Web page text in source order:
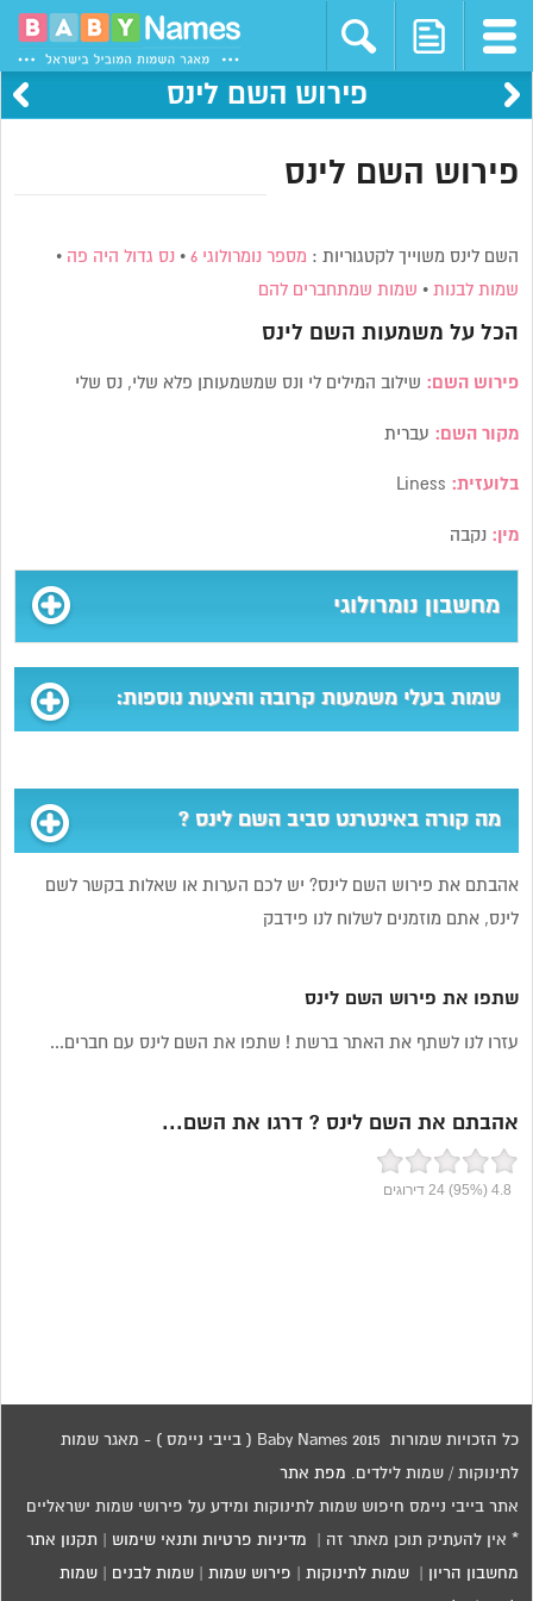
פירוש השם לינס
פירוש השם לינס
השם לינס משוייך לקטגוריות : מספר נומרולוגי 6 •נס גדול היה פה •
שמות לבנות • שמות שמתחברים להם
הכל על משמעות השם לינס
פירוש השם: שילוב המילים לי ונס שמשמעותן פלא שלי, נס שלי
מקור השם: עברית
בלועזית:
מין: נקבה
מחשבון נומרולוגי
שמות בעלי משמעות קרובה והצעות נוספות:
מה קורה באינטרנט סביב השם לינס ?
אהבתם את פירוש השם לינס? יש לכם הערות או שאלות בקשר לשם
לינס, אתם מוזמנים לשלוח לנו פידבק
שתפו את פירוש השם לינס
עזרו לנו לשתף את האתר ברשת ! שתפו את השם לינס עם חברים...
אהבתם את השם לינס ? דרגו את השם...
4.8
(95%)
24 דירוגים
כל הזכויות שמורות 2015 Baby Names ( בייבי ניימס ) - מאגר שמות
לתינוקות / שמות לילדים. מפת אתר
אתר בייבי ניימס חיפוש שמות לתינוקות ומידע על פירושי שמות ישראליים
* אין להעתיק תוכן מאתר זה | מדיניות פרטיות ותנאי שימוש תקנון אתר
מחשבון הריון |שמות לתינוקות פירוש שמות |שמות לבנים |שמות